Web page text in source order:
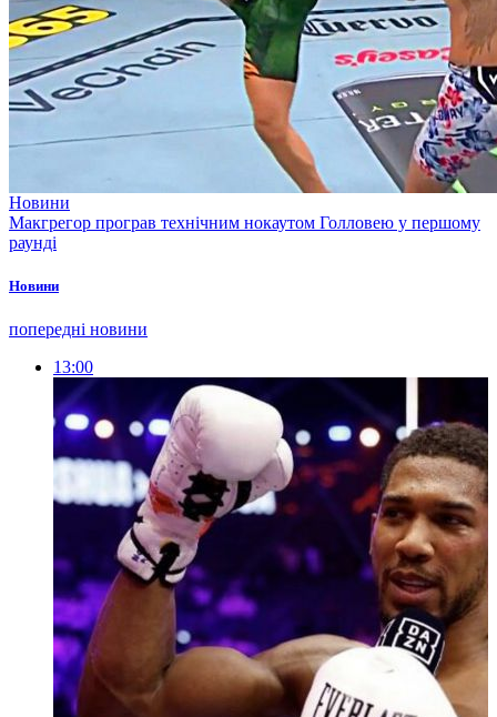
Новини
Макгрегор програв технічним нокаутом Голловею у першому
раунді
Новини
попередні новини
13:00